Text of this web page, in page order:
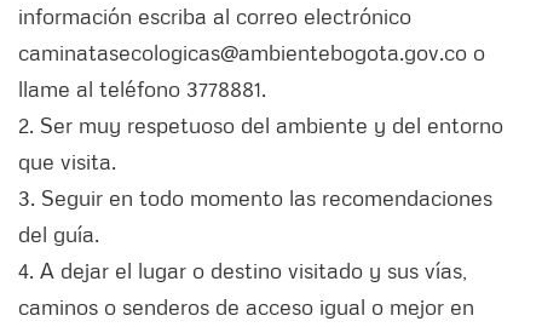
información escriba al correo electrónico
caminatasecologicas@ambientebogota.gov.co o
llame al teléfono 3778881.
2. Ser muy respetuoso del ambiente y del entorno
que visita.
3. Seguir en todo momento las recomendaciones
del guía.
4. A dejar el lugar o destino visitado y sus vías,
caminos o senderos de acceso igual o mejor en